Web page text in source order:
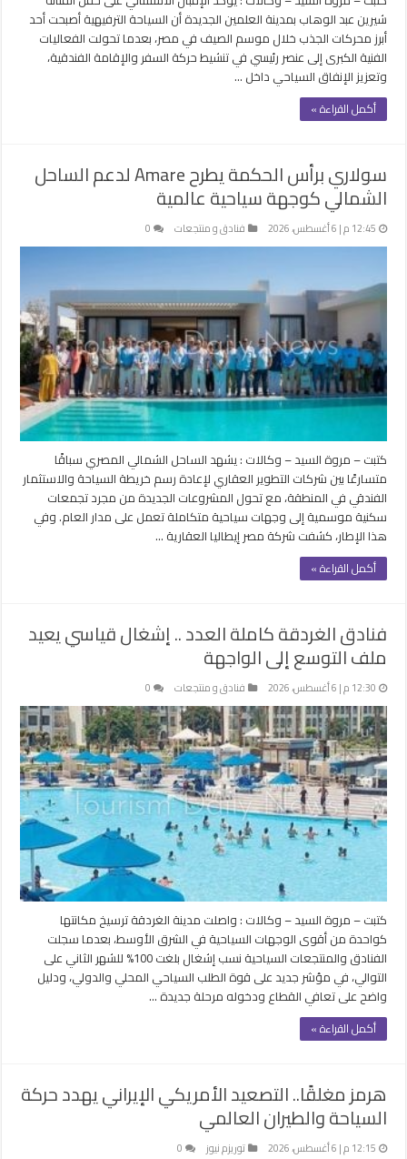
شيرين عبد الوهاب بمدينة العلمين الجديدة أن السياحة الترفيهية أصبحت أحد
أبرز محركات الجذب خلال موسم الصيف في مصر، بعدما تحولت الفعاليات
الفنية الكبرى إلى عنصر رئيسي في تنشيط حركة السفر والإقامة الفندقية،
وتعزيز الإنفاق السياحي داخل …
أكمل القراءة »
سولاري برأس الحكمة يطرح Amare لدعم الساحل
الشمالي كوجهة سياحية عالمية
12:45 م | 6 أغسطس، 2026 فنادق و منتجعات 0
كتبت – مروة السيد – وكالات : يشهد الساحل الشمالي المصري سباقًا
متسارعًا بين شركات التطوير العقاري لإعادة رسم خريطة السياحة والاستثمار
الفندقي في المنطقة، مع تحول المشروعات الجديدة من مجرد تجمعات
سكنية موسمية إلى وجهات سياحية متكاملة تعمل على مدار العام. وفي
هذا الإطار، كشفت شركة مصر إيطاليا العقارية …
أكمل القراءة »
فنادق الغردقة كاملة العدد .. إشغال قياسي يعيد
ملف التوسع إلى الواجهة
12:30 م | 6 أغسطس، 2026 فنادق و منتجعات 0
كتبت – مروة السيد – وكالات : واصلت مدينة الغردقة ترسيخ مكانتها
كواحدة من أقوى الوجهات السياحية في الشرق الأوسط، بعدما سجلت
الفنادق والمنتجعات السياحية نسب إشغال بلغت 100% للشهر الثاني على
التوالي، في مؤشر جديد على قوة الطلب السياحي المحلي والدولي، ودليل
واضح على تعافي القطاع ودخوله مرحلة جديدة …
أكمل القراءة »
هرمز مغلقًا.. التصعيد الأمريكي الإيراني يهدد حركة
السياحة والطيران العالمي
12:15 م | 6 أغسطس، 2026 توريزم نيوز 0